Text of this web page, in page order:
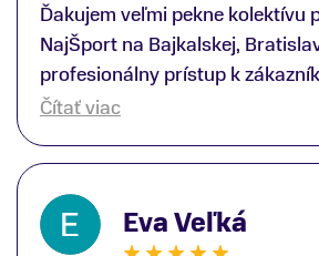
Ďakujem veľmi pekne kolektívu
NajŠport na Bajkalskej,
profesionálny prístup k
ďakujem špecialistovi Martinovi
lyžiarskej obuvi, ako aj prilby..
Atomic; Pán Martin Guniš mi
odbornosťou otvoril nové obzory
Čítať viac
Eva Veľká